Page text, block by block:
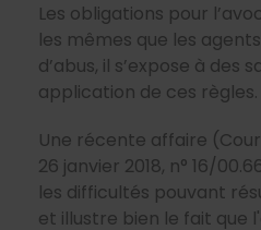
Les obligations pour
les mêmes que les
d’abus, il s’expose à des
application de ces règles.
Une récente affaire
26 janvier 2018, n° 16/
les difficultés pouvant
et illustre bien le fait que